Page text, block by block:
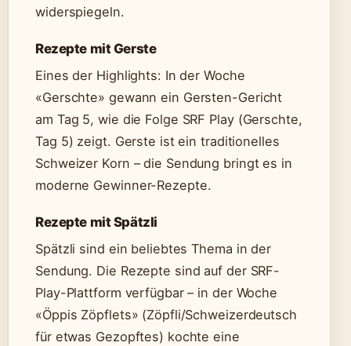
widerspiegeln.
Rezepte mit Gerste
Eines der Highlights: In der Woche
«Gerschte» gewann ein Gersten-Gericht
am Tag 5, wie die Folge SRF Play (Gerschte,
Tag 5) zeigt. Gerste ist ein traditionelles
Schweizer Korn – die Sendung bringt es in
moderne Gewinner-Rezepte.
Rezepte mit Spätzli
Spätzli sind ein beliebtes Thema in der
Sendung. Die Rezepte sind auf der SRF-
Play-Plattform verfügbar – in der Woche
«Öppis Zöpflets» (Zöpfli/Schweizerdeutsch
für etwas Gezopftes) kochte eine